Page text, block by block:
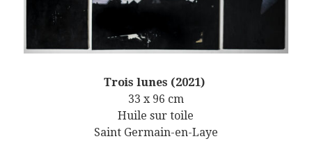
Trois lunes (2021)
33 x 96 cm
Huile sur toile
Saint Germain-en-Laye